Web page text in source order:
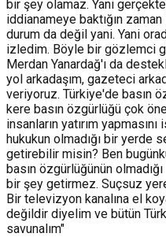
bir şey olamaz. Yani
iddianameye baktığın
durum da değil yani. Yani
izledim. Böyle bir gözlemci
Merdan Yanardağ'ı da
yol arkadaşım, gazeteci
veriyoruz. Türkiye'de basın
kere basın özgürlüğü çok
insanların yatırım
hukukun olmadığı bir yerde
getirebilir misin? Ben
basın özgürlüğünün
bir şey getirmez. Suçsuz
Bir televizyon kanalına el
değildir diyelim ve bütün
savunalım"